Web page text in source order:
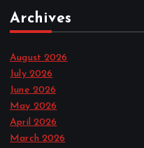
Archives
August 2026
July 2026
June 2026
May 2026
April 2026
March 2026